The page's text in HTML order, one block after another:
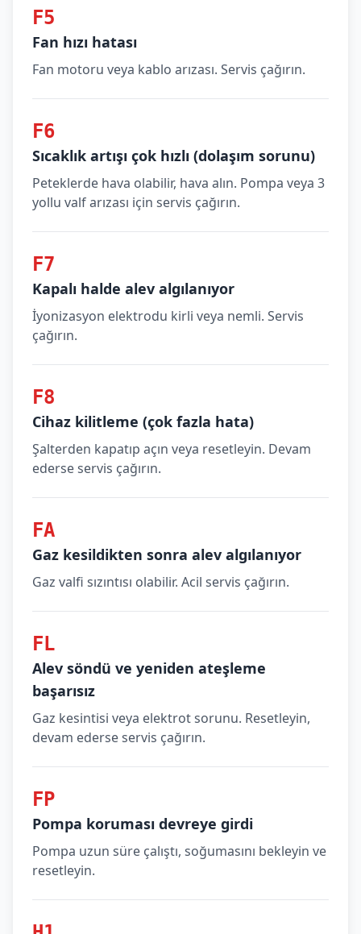
F5
Fan hızı hatası
Fan motoru veya kablo arızası. Servis çağırın.
F6
Sıcaklık artışı çok hızlı (dolaşım sorunu)
Peteklerde hava olabilir, hava alın. Pompa veya 3
yollu valf arızası için servis çağırın.
F7
Kapalı halde alev algılanıyor
İyonizasyon elektrodu kirli veya nemli. Servis
çağırın.
F8
Cihaz kilitleme (çok fazla hata)
Şalterden kapatıp açın veya resetleyin. Devam
ederse servis çağırın.
FA
Gaz kesildikten sonra alev algılanıyor
Gaz valfi sızıntısı olabilir. Acil servis çağırın.
FL
Alev söndü ve yeniden ateşleme
başarısız
Gaz kesintisi veya elektrot sorunu. Resetleyin,
devam ederse servis çağırın.
FP
Pompa koruması devreye girdi
Pompa uzun süre çalıştı, soğumasını bekleyin ve
resetleyin.